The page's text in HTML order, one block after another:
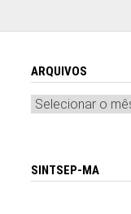
ARQUIVOS
Arquivos
SINTSEP-MA